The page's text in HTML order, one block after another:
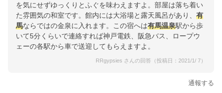
を気にせずゆっくりとふぐを味わえますよ。部屋は落ち着い
た雰囲気の和室です。館内には大浴場と露天風呂があり、 有
馬ならではの金泉に入れます。この宿へは有馬温泉駅から歩
いて5分くらいで連絡すれば神戸電鉄、阪急バス、ロープウ
ェーの各駅から車で送迎してもらえますよ。
RRgypsies さんの回答（投稿日：2021/1/ 7）
通報する